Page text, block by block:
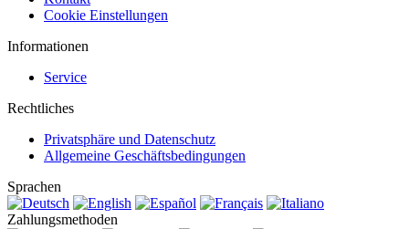
Cookie Einstellungen
Informationen
Service
Rechtliches
Privatsphäre und Datenschutz
Allgemeine Geschäftsbedingungen
Sprachen
Zahlungsmethoden